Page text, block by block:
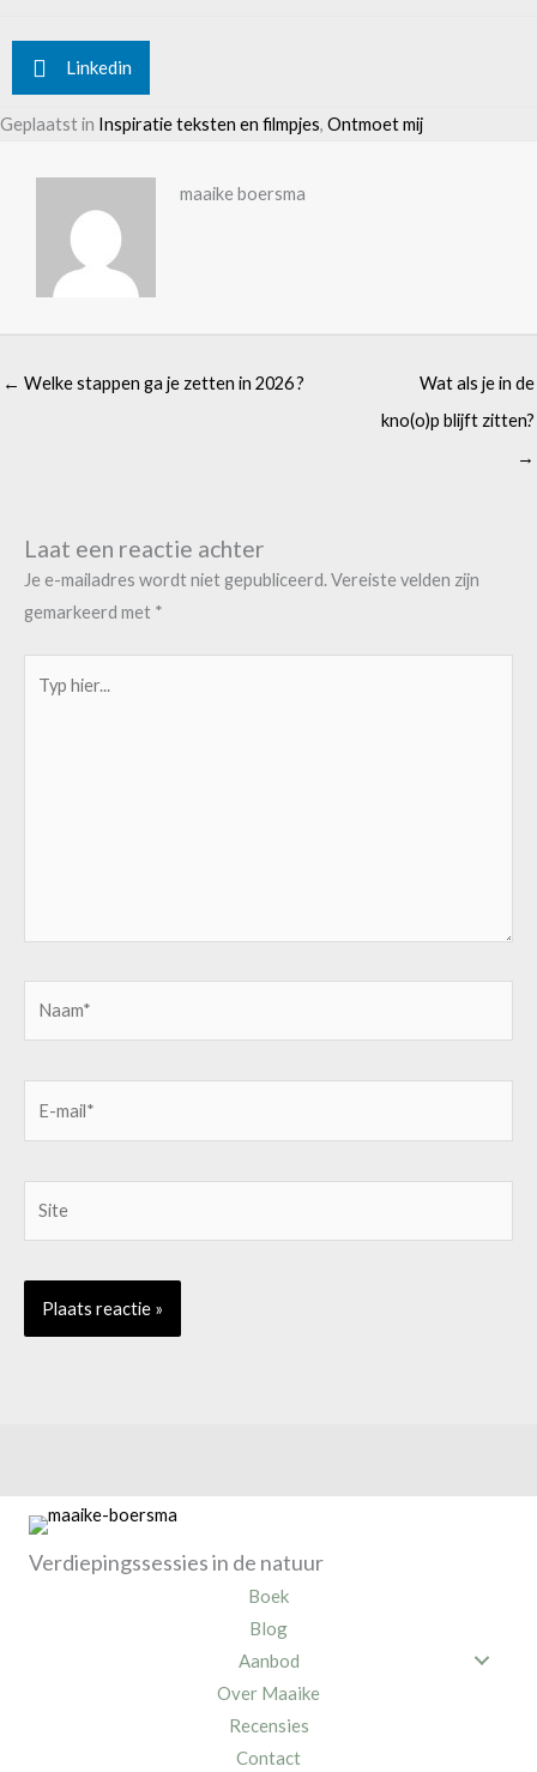
Linkedin
Geplaatst in Inspiratie teksten en filmpjes, Ontmoet mij
maaike boersma
← Welke stappen ga je zetten in 2026 ?
Wat als je in de
kno(o)p blijft zitten?
→
Laat een reactie achter
Je e-mailadres wordt niet gepubliceerd.Vereiste velden zijn
gemarkeerd met *
hier...
Verdiepingssessies in de natuur
Boek
Blog
Aanbod
Over Maaike
Recensies
Contact